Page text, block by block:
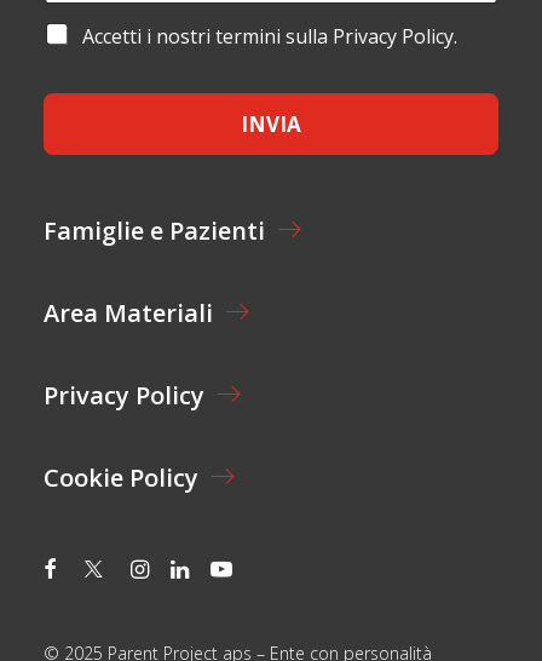
E
C
E
T
A
O
E
M
L
A
I
L
A
E
T
O
*
Accetti i nostri termini sulla Privacy Policy.
INVIA
Famiglie e Pazienti
Area Materiali
Privacy Policy
Cookie Policy
© 2025 Parent Project aps – Ente con personalità